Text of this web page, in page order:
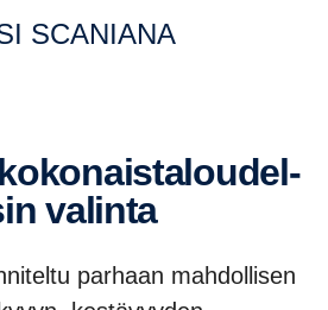
SCANIANA
valinta
parhaan mahdollisen